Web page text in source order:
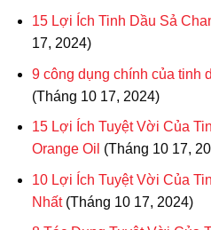
15 Lợi Ích Tinh Dầu Sả
17, 2024)
9 công dụng chính của tinh
(Tháng 10 17, 2024)
15 Lợi Ích Tuyệt Vời Của
Orange Oil (Tháng 10 17,
10 Lợi Ích Tuyệt Vời Của
Nhất (Tháng 10 17, 2024)